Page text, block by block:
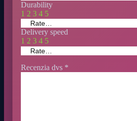
Durability
1 2 3 4 5
Delivery speed
1 2 3 4 5
Recenzia dvs *